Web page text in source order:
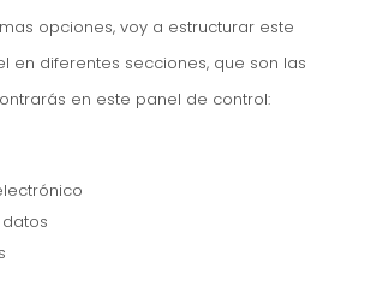
opciones, voy a estructurar este
en diferentes secciones, que son las
en este panel de control: